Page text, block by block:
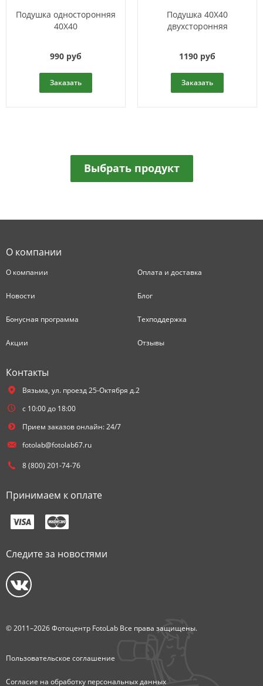
Подушка односторонняя
40Х40
990 руб
Заказать
Подушка 40X40
двухсторонняя
1190 руб
Заказать
Выбрать продукт
О компании
О компании Оплата и доставка
Новости Блог
Бонусная программа Техподдержка
Акции Отзывы
Контакты
Вязьма, ул. проезд 25-Октября д.2
с 10:00 до 18:00
Прием заказов онлайн: 24/7
fotolab@fotolab67.ru
8 (800) 201-74-76
Принимаем к оплате
Следите за новостями
© 2011–2026 Фотоцентр FotoLab Все права защищены.
Пользовательское соглашение
Согласие на обработку персональных данных